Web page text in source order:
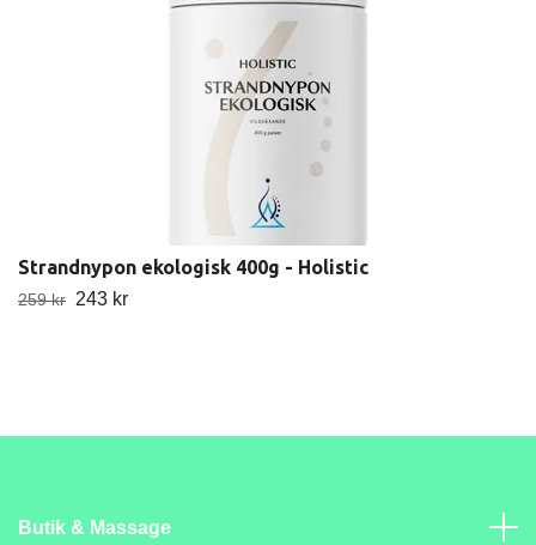
Strandnypon ekologisk 400g - Holistic
259 kr 243 kr
Butik & Massage